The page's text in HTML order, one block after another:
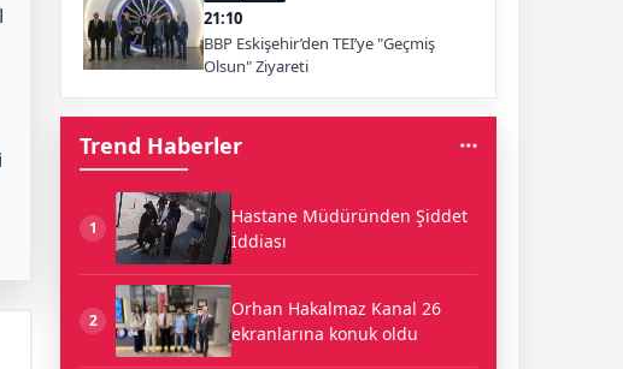
21:10
BBP Eskişehir’den TEI’ye "Geçmiş
Olsun" Ziyareti
Trend Haberler
1
Hastane Müdüründen Şiddet
İddiası
2
Orhan Hakalmaz Kanal 26
ekranlarına konuk oldu